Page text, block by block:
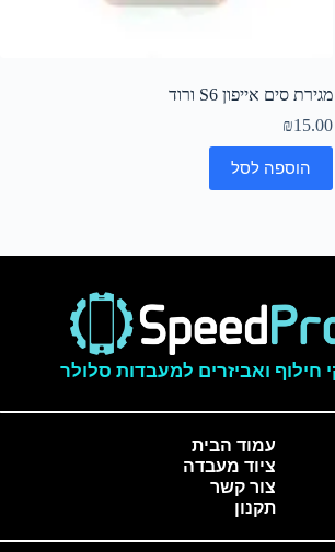
מגירת סים אייפון S6 ורוד
₪15.00
הוספה לסל
חילוף ואביזרים למעבדות סלולר
עמוד הבית
ציוד מעבדה
צור קשר
תקנון